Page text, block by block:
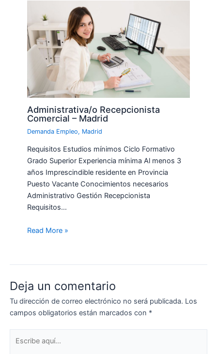
Administrativa/o Recepcionista
Comercial – Madrid
Demanda Empleo, Madrid
Requisitos Estudios mínimos Ciclo Formativo
Grado Superior Experiencia mínima Al menos 3
años Imprescindible residente en Provincia
Puesto Vacante Conocimientos necesarios
Administrativo Gestión Recepcionista
Requisitos…
Read More »
Deja un comentario
Tu dirección de correo electrónico no será publicada. Los
campos obligatorios están marcados con *
aquí...